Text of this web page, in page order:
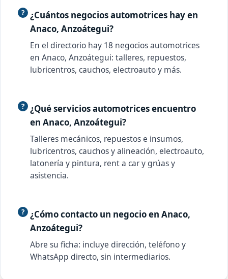
¿Cuántos negocios automotrices hay en
Anaco, Anzoátegui?
En el directorio hay 18 negocios automotrices
en Anaco, Anzoátegui: talleres, repuestos,
lubricentros, cauchos, electroauto y más.
¿Qué servicios automotrices encuentro
en Anaco, Anzoátegui?
Talleres mecánicos, repuestos e insumos,
lubricentros, cauchos y alineación, electroauto,
latonería y pintura, rent a car y grúas y
asistencia.
¿Cómo contacto un negocio en Anaco,
Anzoátegui?
Abre su ficha: incluye dirección, teléfono y
WhatsApp directo, sin intermediarios.